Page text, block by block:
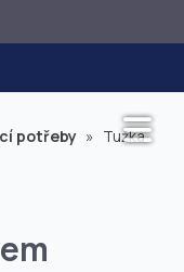
potřeby » Tužka